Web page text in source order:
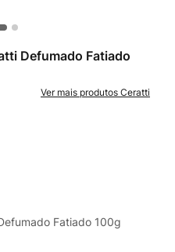
Defumado Fatiado
Ceratti
Fatiado 100g